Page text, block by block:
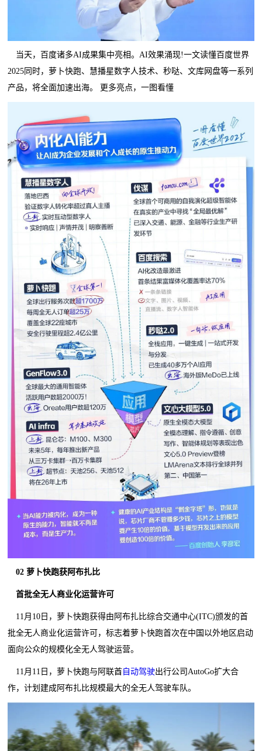
当天，百度诸多AI成果集中亮相。AI效果涌现!一文读懂百度世界
2025同时，萝卜快跑、慧播星数字人技术、秒哒、文库网盘等一系列
产品，将全面加速出海。 更多亮点，一图看懂
02 萝卜快跑获阿布扎比
首批全无人商业化运营许可
11月10日，萝卜快跑获得由阿布扎比综合交通中心(ITC)颁发的首
批全无人商业化运营许可，标志着萝卜快跑首次在中国以外地区启动
面向公众的规模化全无人驾驶运营。
11月11日，萝卜快跑与阿联酋 自动驾驶出行公司AutoGo扩大合
作，计划建成阿布扎比规模最大的全无人驾驶车队。